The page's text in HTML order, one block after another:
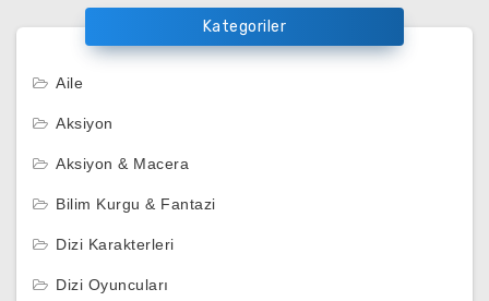
Kategoriler
Aile
Aksiyon
Aksiyon & Macera
Bilim Kurgu & Fantazi
Dizi Karakterleri
Dizi Oyuncuları